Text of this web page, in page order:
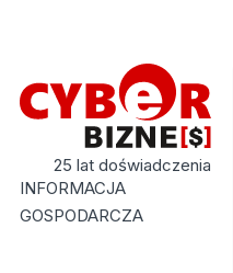
25 lat doświadczenia
INFORMACJA
GOSPODARCZA